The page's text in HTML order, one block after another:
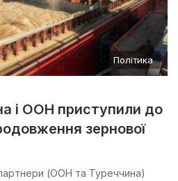
Політика
і ООН приступили до
зернової
партнери (ООН та Туреччина)